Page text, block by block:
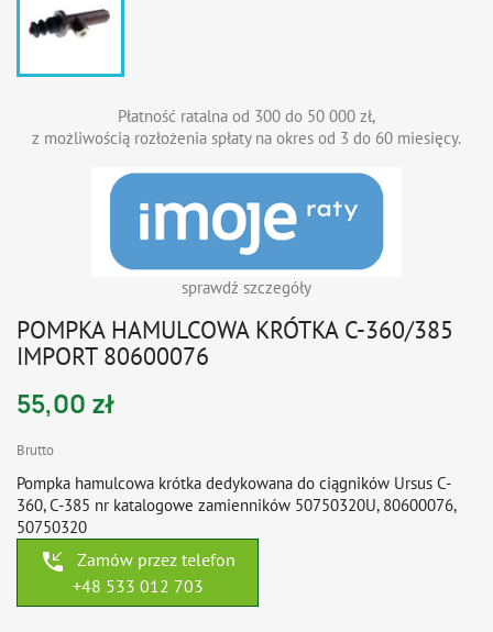
Płatność ratalna od 300 do 50 000 zł,
z możliwością rozłożenia spłaty na okres od 3 do 60 miesięcy.
sprawdź szczegóły
POMPKA HAMULCOWA KRÓTKA C-360/385
IMPORT 80600076
55,00 zł
Brutto
Pompka hamulcowa krótka dedykowana do ciągników Ursus C-
360, C-385 nr katalogowe zamienników 50750320U, 80600076,
50750320
phone_callback
Zamów przez telefon
+48 533 012 703